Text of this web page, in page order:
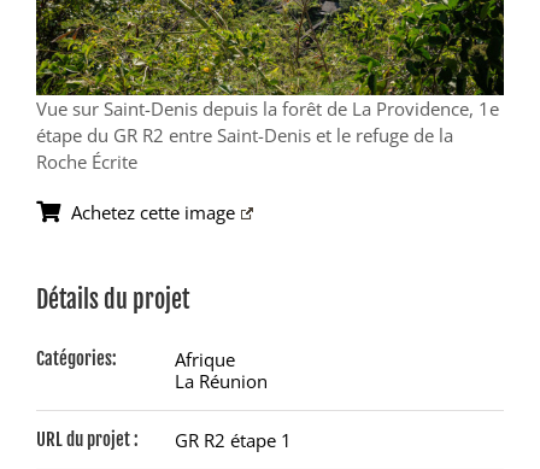
Vue sur Saint-Denis depuis la forêt de La Providence, 1e
étape du GR R2 entre Saint-Denis et le refuge de la
Roche Écrite
Achetez cette image
Détails du projet
Catégories:
Afrique
La Réunion
URL du projet : GR R2 étape 1